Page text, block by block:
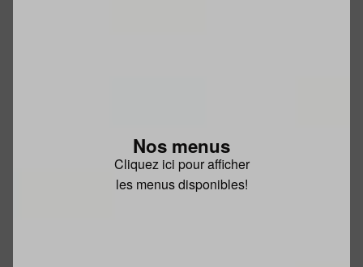
Nos menus
Cliquez ici pour afficher
les menus disponibles!